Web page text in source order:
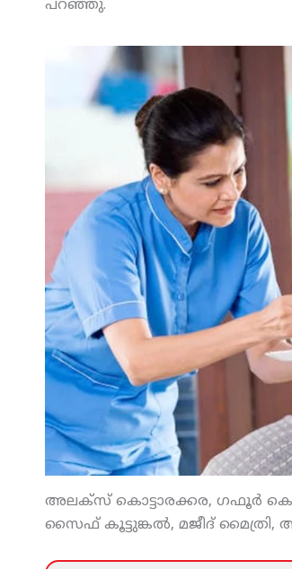
പറഞ്ഞു.
അലക്‌സ് കൊട്ടാരക്കര, ഗഫൂര്‍
സൈഫ് കൂട്ടുങ്കല്‍, മജീദ് മൈത്രി,